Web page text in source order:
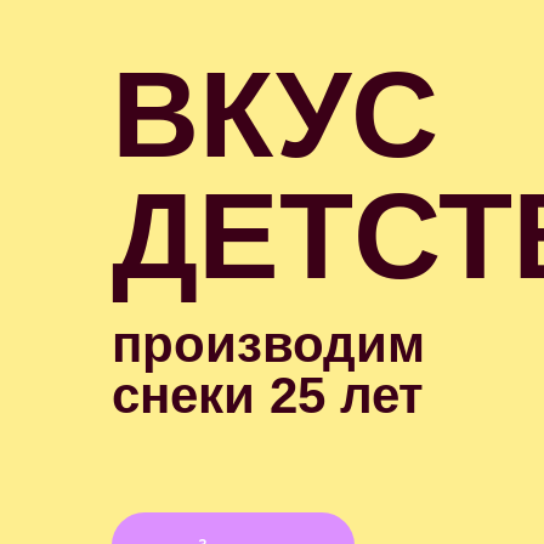
производим
снеки 25 лет
ВКУС